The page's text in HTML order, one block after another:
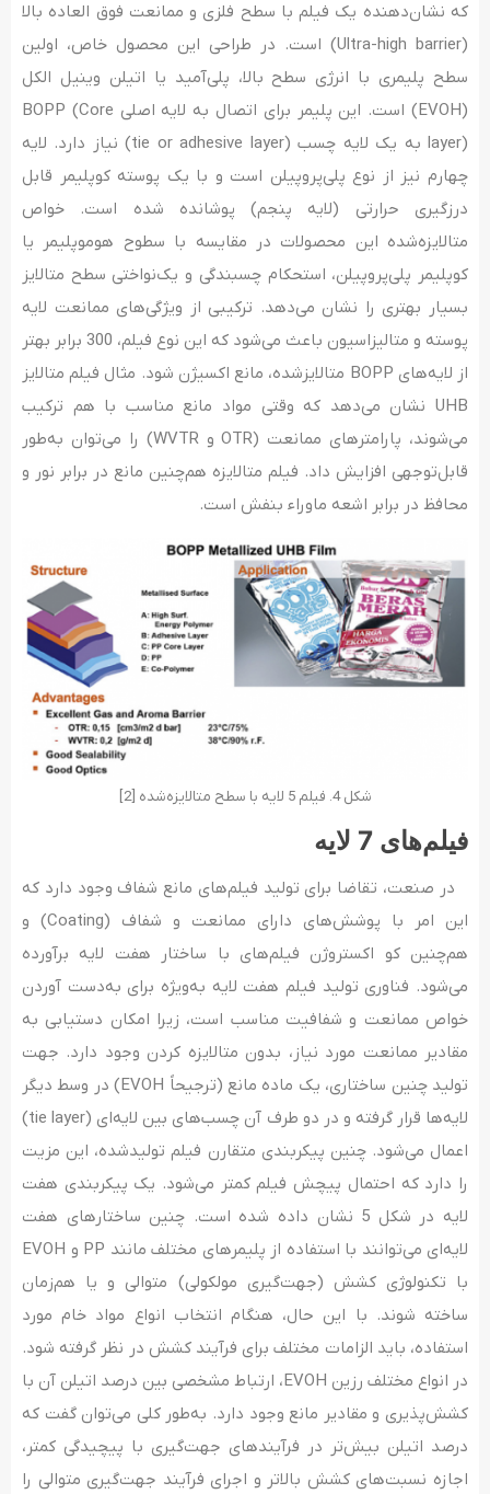
که نشان‌دهنده یک فیلم با سطح فلزی و ممانعت فوق‌ العاده بالا
(Ultra-high barrier) است. در طراحی این محصول خاص، اولین
سطح پلیمری با انرژی سطح بالا، پلی‌آمید یا اتیلن وینیل الکل
(EVOH) است. این پلیمر برای اتصال به لایه اصلی BOPP (Core
layer) به یک لایه چسب (tie or adhesive layer) نیاز دارد. لایه
چهارم نیز از نوع پلی‌پروپیلن است و با یک پوسته کوپلیمر قابل
درزگیری حرارتی (لایه پنجم) پوشانده شده است. خواص
متالایزه‌شده این محصولات در مقایسه با سطوح هوموپلیمر یا
کوپلیمر پلی‌پروپیلن، استحکام چسبندگی و یک‌نواختی سطح متالایز
بسیار بهتری را نشان می‌دهد. ترکیبی از ویژگی‌های ممانعت لایه
پوسته و متالیزاسیون باعث می‌شود که این نوع فیلم، 300 برابر بهتر
از لایه‌های BOPP متالایزشده، مانع اکسیژن شود. مثال فیلم متالایز
UHB نشان می‌دهد که وقتی مواد مانع مناسب با هم ترکیب
می‌شوند، پارامتر‌های ممانعت (OTR و WVTR) را می‌توان به‌طور
قابل‌توجهی افزایش داد. فیلم متالایزه هم‌چنین مانع در برابر نور و
محافظ در برابر اشعه ماوراء بنفش است.
شکل 4. فیلم 5 لایه با سطح متالایزه‌شده [2]
فیلم‌های 7 لایه
در صنعت، تقاضا برای تولید فیلم‌های مانع شفاف وجود دارد که
این امر با پوشش‌های دارای ممانعت و شفاف (Coating) و
هم‌چنین کو اکستروژن فیلم‌های با ساختار هفت لایه برآورده
می‌شود. فناوری تولید فیلم هفت لایه به‌ویژه برای به‌دست آوردن
خواص ممانعت و شفافیت مناسب است، زیرا امکان دستیابی به
مقادیر ممانعت مورد نیاز، بدون متالایزه کردن وجود دارد. جهت
تولید چنین ساختاری، یک ماده مانع (ترجیحاً EVOH) در وسط دیگر
لایه‌ها قرار گرفته و در دو طرف آن چسب‌های بین لایه‌ای (tie layer)
اعمال می‌شود. چنین پیکربندی متقارن فیلم تولیدشده، این مزیت
را دارد که احتمال پیچش فیلم کمتر می‌شود. یک پیکربندی هفت
لایه در شکل 5 نشان داده شده است. چنین ساختارهای هفت
لایه‌ای می‌توانند با استفاده از پلیمرهای مختلف مانند PP و EVOH
با تکنولوژی کشش (جهت‌گیری مولکولی) متوالی و یا هم‌زمان
ساخته شوند. با این حال، هنگام انتخاب انواع مواد خام مورد
استفاده، باید الزامات مختلف برای فرآیند کشش در نظر گرفته شود.
در انواع مختلف رزین EVOH، ارتباط مشخصی بین درصد اتیلن آن با
کشش‌پذیری و مقادیر مانع وجود دارد. به‌طور کلی می‌توان گفت که
درصد اتیلن بیش‌تر در فرآیندهای جهت‌گیری با پیچیدگی کمتر،
اجازه نسبت‌های کشش بالاتر و اجرای فرآیند جهت‌گیری متوالی را